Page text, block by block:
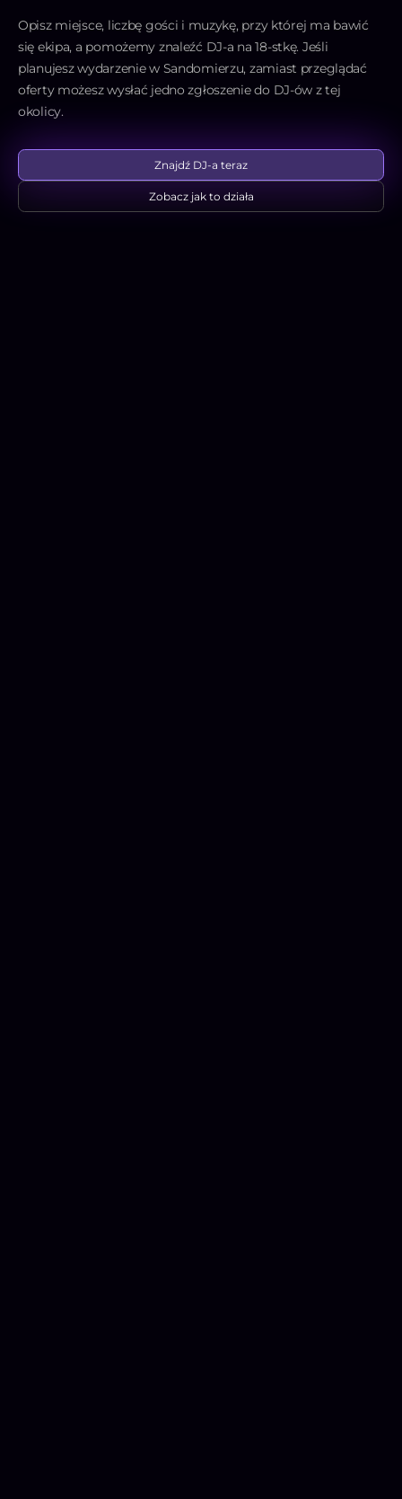
Opisz miejsce, liczbę gości i muzykę, przy której ma bawić
się ekipa, a pomożemy znaleźć DJ-a na 18-stkę. Jeśli
planujesz wydarzenie w Sandomierzu, zamiast przeglądać
oferty możesz wysłać jedno zgłoszenie do DJ-ów z tej
okolicy.
Znajdź DJ-a teraz
Zobacz jak to działa